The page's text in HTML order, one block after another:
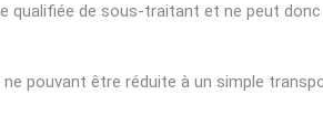
qualifiée de sous-traitant et ne peut
pouvant être réduite à un simple